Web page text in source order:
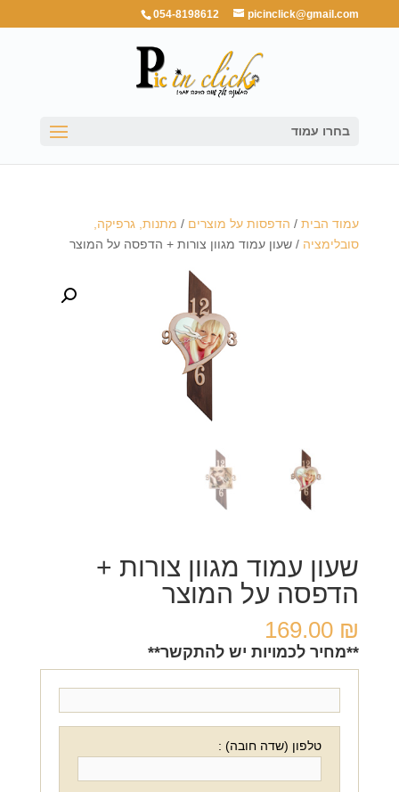
054-8198612 picinclick@gmail.com
בחרו עמוד
עמוד הבית/ הדפסות על מוצרים / מתנות, גרפיקה,
סובלימציה / שעון עמוד מגוון צורות + הדפסה על המוצר
שעון עמוד מגוון צורות +
הדפסה על המוצר
169.00 ₪
**מחיר לכמויות יש להתקשר**
טלפון (שדה חובה) :